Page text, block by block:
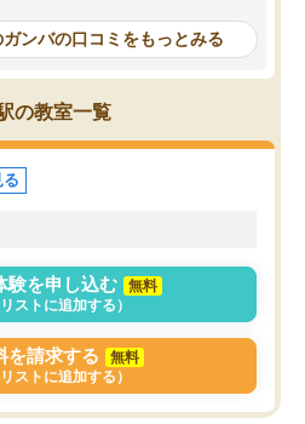
平均点以上の
と1年受験ま
を使用しな
ます！
問できるのでとても助か
ンバの口コミをもっとみる
の教室一覧
験を申し込む
無料
リストに追加する）
を請求する
無料
リストに追加する）